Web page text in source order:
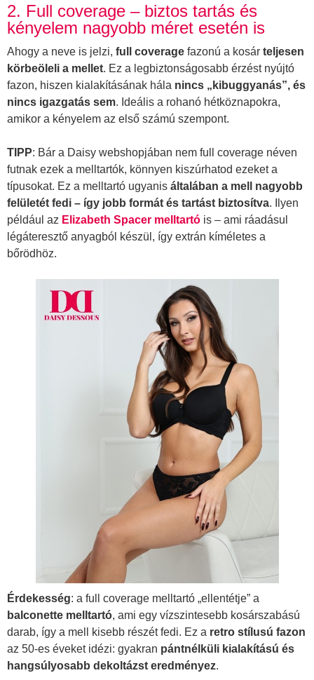
2. Full coverage – biztos tartás és
kényelem nagyobb méret esetén is
Ahogy a neve is jelzi, full coverage fazonú a kosár teljesen
körbeöleli a mellet. Ez a legbiztonságosabb érzést nyújtó
fazon, hiszen kialakításának hála nincs „kibuggyanás”, és
nincs igazgatás sem. Ideális a rohanó hétköznapokra,
amikor a kényelem az első számú szempont.
TIPP: Bár a Daisy webshopjában nem full coverage néven
futnak ezek a melltartók, könnyen kiszúrhatod ezeket a
típusokat. Ez a melltartó ugyanis általában a mell nagyobb
felületét fedi – így jobb formát és tartást biztosítva. Ilyen
például az Elizabeth Spacer melltartó is – ami ráadásul
légáteresztő anyagból készül, így extrán kíméletes a
bőrödhöz.
Érdekesség: a full coverage melltartó „ellentétje” a
balconette melltartó, ami egy vízszintesebb kosárszabású
darab, így a mell kisebb részét fedi. Ez a retro stílusú fazon
az 50-es éveket idézi: gyakran pántnélküli kialakítású és
hangsúlyosabb dekoltázst eredményez.